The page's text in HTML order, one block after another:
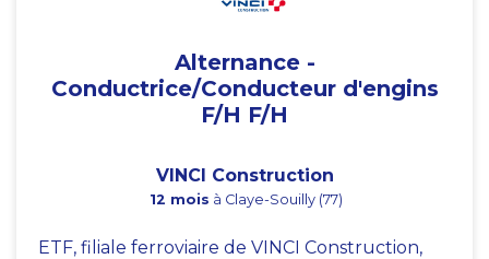
Alternance -
Conductrice/Conducteur d'engins
F/H F/H
VINCI Construction
12 mois à Claye-Souilly (77)
ETF, filiale ferroviaire de VINCI Construction,